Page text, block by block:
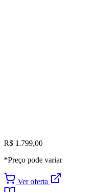
R$ 1.799,00
*Preço pode variar
Ver oferta